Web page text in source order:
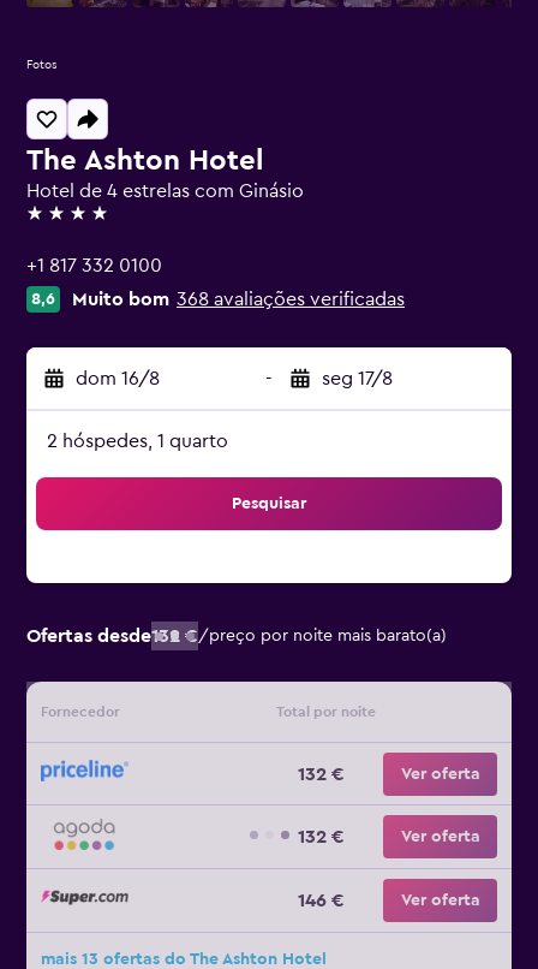
The Ashton Hotel
Hotel de 4 estrelas com Ginásio
4 estrelas
+1 817 332 0100
8,6 Muito bom 368 avaliações verificadas
dom 16/8 - seg 17/8
2 hóspedes, 1 quarto
Pesquisar
Ofertas desde132 €/preço por noite mais barato(a)
Fornecedor Total por noite
132 € Ver oferta
132 € Ver oferta
146 € Ver oferta
mais 13 ofertas do The Ashton Hotel
Fotos